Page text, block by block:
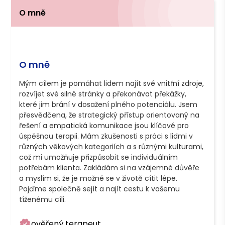
O mně
O mně
Mým cílem je pomáhat lidem najít své vnitřní zdroje,
rozvíjet své silné stránky a překonávat překážky,
které jim brání v dosažení plného potenciálu. Jsem
přesvědčena, že strategický přístup orientovaný na
řešení a empatická komunikace jsou klíčové pro
úspěšnou terapii. Mám zkušenosti s práci s lidmi v
různých věkových kategoriích a s různými kulturami,
což mi umožňuje přizpůsobit se individuálním
potřebám klienta. Zakládám si na vzájemné důvěře
a myslím si, že je možné se v životě cítit lépe.
Pojďme společně sejít a najít cestu k vašemu
tíženému cíli.